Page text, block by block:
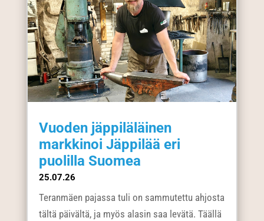
Vuoden jäppiläläinen
markkinoi Jäppilää eri
puolilla Suomea
25.07.26
Teranmäen pajassa tuli on sammutettu ahjosta
tältä päivältä, ja myös alasin saa levätä. Täällä